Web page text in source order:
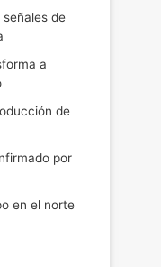
de
a
de
por
en el norte